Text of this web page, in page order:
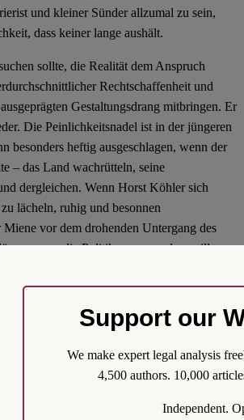
und kleiner Sünder allzumal zu sein,
dass keiner lange aushält.
sollte, die Realität dem Anspruch
Rechtschaffenheit und
Gestaltungsdrang mitbringen. Er
Die Peinlichkeitsnadel ist in der jüngeren
besonders heftig ausgeschlagen, wenn der
– das Land wachrütteln, seine
dergleichen. Wenn Horst Köhler sich
lächeln, ruhig und besonnen
vor dem drohenden Untergang des
wenn die Politik es nun mal so will –
Amt.
am Ende seiner Amtszeit seinen
gewesen zu sein. In diesem Sinne hat
wieder herzustellen. Wenn er sie nutzt,
ohne große Worte, aber als großer
Wir.dienen.Deutschland Creative Commons
Support our
We make expert legal analysis
4,500 authors. 10,000
Independent.